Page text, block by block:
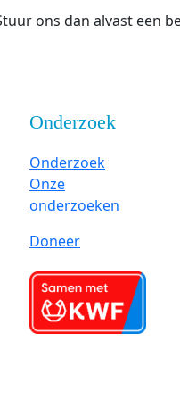
ons dan alvast een
Onderzoek
Onderzoek
Onze
onderzoeken
Doneer